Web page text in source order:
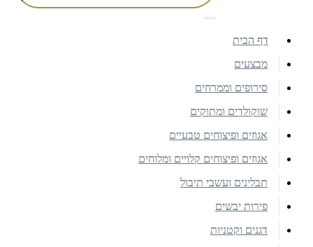
דף הבית
מבצעים
סירופים וממרחים
שוקולדים ומתוקים
אגוזים ופיצוחים טבעיים
אגוזים ופיצוחים קלויים ומלוחים
תבלינים ועשבי תיבול
פירות יבשים
דגנים וקטניות